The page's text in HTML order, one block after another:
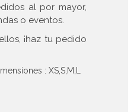
al por mayor,
o eventos.
¡haz tu pedido
: XS,S,M,L